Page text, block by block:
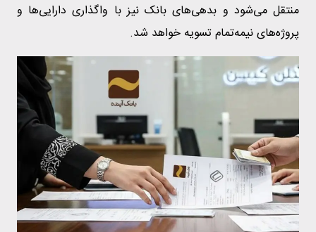
منتقل می‌شود و بدهی‌های بانک نیز با واگذاری دارایی‌ها و
پروژه‌های نیمه‌تمام تسویه خواهد شد.